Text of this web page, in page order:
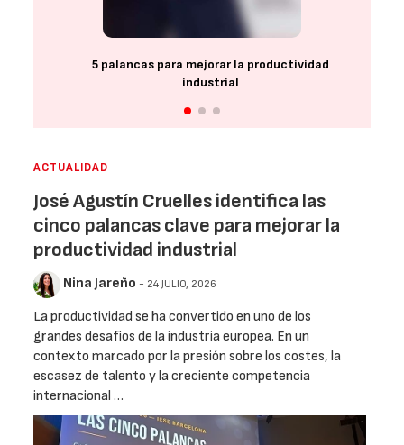
5 palancas para mejorar la productividad
industrial
ACTUALIDAD
José Agustín Cruelles identifica las
cinco palancas clave para mejorar la
productividad industrial
Nina Jareño - 24 JULIO, 2026
La productividad se ha convertido en uno de los
grandes desafíos de la industria europea. En un
contexto marcado por la presión sobre los costes, la
escasez de talento y la creciente competencia
internacional …